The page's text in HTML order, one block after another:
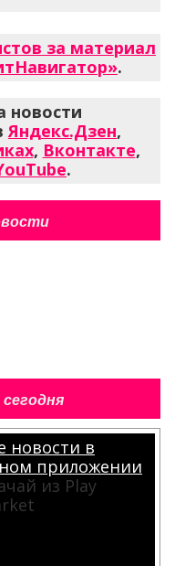
за материал
.
новости
Яндекс.Дзен,
, Вконтакте,
.
новости в
приложении
из Play